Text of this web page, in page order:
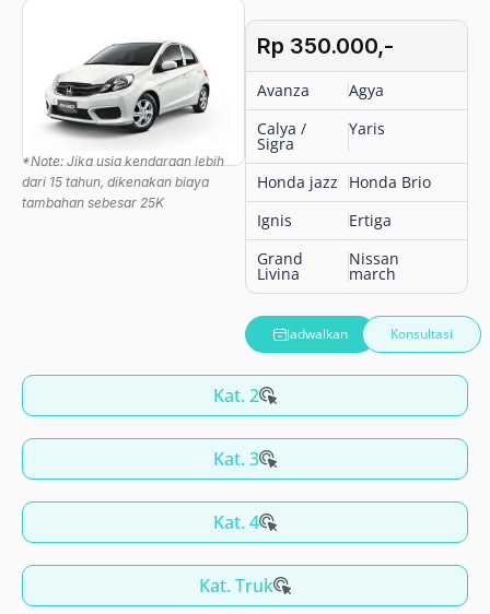
Kat. 2
Kat. 3
Kat. 4
Kat. Truk
*Note: Jika usia kendaraan lebih
dari 15 tahun, dikenakan biaya
tambahan sebesar 25K
Rp 350.000,-
Avanza
Agya
Calya /
Sigra
Yaris
Honda jazz
Honda Brio
Ignis
Ertiga
Grand
Livina
Nissan
march
Jadwalkan Konsultasi